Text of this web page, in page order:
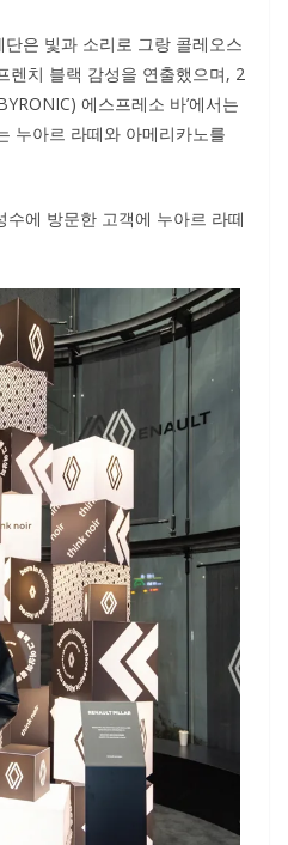
은 빛과 소리로 그랑 콜레오스
렌치 블랙 감성을 연출했으며, 2
에스프레소 바’에서는
누아르 라떼와 아메리카노를
에 방문한 고객에 누아르 라떼